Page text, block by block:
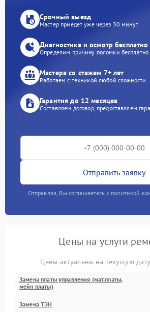
Срочный выезд
Мастер приедет уже через 30 минут
Диагностика и осмотр бесплатно
Определим причину поломки бесплатно
Мастера со стажем 7+ лет
Работаем с техникой любой сложности
Гарантия до 12 месяцев
Составляем договор, предоставляем
Отправить заявку
Отправляя, Вы соглашаетесь с политикой
Цены на услуги
Цены актуальны на текущую
Замена платы управления (мат.платы,
мейн платы)
Замена ТЭН